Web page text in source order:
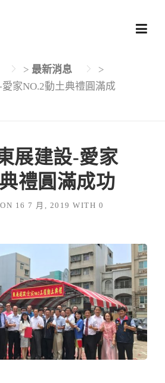
> 最新消息
>
家NO.2動土典禮圓滿成
展建設-愛家
禮圓滿成功
ON 16 7 月, 2019 WITH 0